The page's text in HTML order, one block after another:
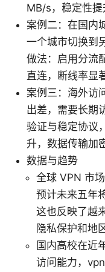
MB/s，稳定性提
案例二：在国内
一个城市切换到
做法：启用分流
直连，断线率显
案例三：海外访
出差，需要长期
验证与稳定协议
升，数据传输加
数据与趋势
全球 VPN 市
预计未来五年
这也反映了越
隐私保护和地
国内高校在近
访问能力，